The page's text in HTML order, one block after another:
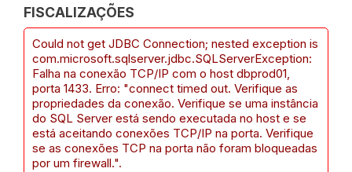
FISCALIZAÇÕES
Could not get JDBC Connection; nested exception is
com.microsoft.sqlserver.jdbc.SQLServerException:
Falha na conexão TCP/IP com o host dbprod01,
porta 1433. Erro: "connect timed out. Verifique as
propriedades da conexão. Verifique se uma instância
do SQL Server está sendo executada no host e se
está aceitando conexões TCP/IP na porta. Verifique
se as conexões TCP na porta não foram bloqueadas
por um firewall.".